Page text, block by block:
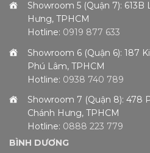
Showroom 5 (Quận 7):
Hưng, TPHCM
Hotline: 0919 877 633
Showroom 6 (Quận 6): 187
Phú Lâm, TPHCM
Hotline: 0938 740 789
Showroom 7 (Quận 8): 478
Chánh Hưng, TPHCM
Hotline: 0888 223 779
BÌNH DƯƠNG